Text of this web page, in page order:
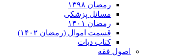
رمضان ۱۳۹۸
مسائل پزشکی
رمضان ۱۴۰۱
قسمت اموال (رمضان ۱۴۰۲)
کتاب دیات
اصول فقه